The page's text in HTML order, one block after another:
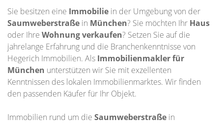
Sie besitzen eine Immobilie in der Umgebung von der
Saumweberstraße in München? Sie möchten Ihr Haus
oder Ihre Wohnungverkaufen? Setzen Sie auf die
jahrelange Erfahrung und die Branchenkenntnisse von
Hegerich Immobilien. Als Immobilienmakler für
München unterstützen wir Sie mit exzellenten
Kenntnissen des lokalen Immobilienmarktes. Wir finden
den passenden Käufer für Ihr Objekt.
Immobilien rund um die Saumweberstraße in